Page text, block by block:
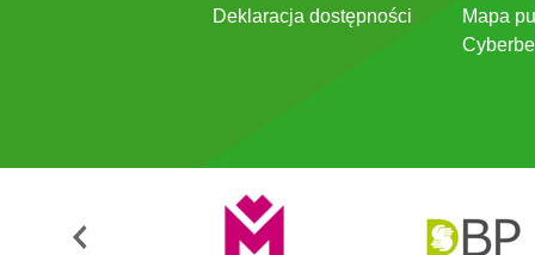
Deklaracja dostępności
Mapa